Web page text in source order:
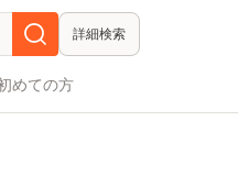
詳細検索
めての方